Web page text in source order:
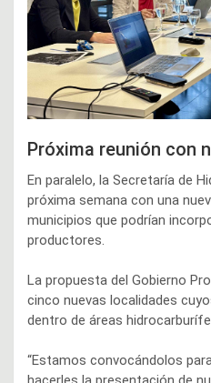
Próxima reunión con
En paralelo, la Secretaría de
próxima semana con una
municipios que podrían
productores.
La propuesta del Gobierno
cinco nuevas localidades
dentro de áreas
“Estamos convocándolos